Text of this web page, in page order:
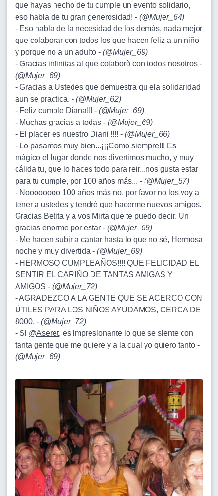
que hayas hecho de tu cumple un evento solidario,
eso habla de tu gran generosidad! - (@Mujer_64)
- Eso habla de la necesidad de los demàs, nada mejor
que colaborar con todos los que hacen feliz a un niño
y porque no a un adulto - (@Mujer_69)
- Gracias infinitas al que colaborò con todos nosotros -
(@Mujer_69)
- Gracias a Ustedes que demuestra qu ela solidaridad
aun se practica. - (@Mujer_62)
- Feliz cumple Diana!!! - (@Mujer_69)
- Muchas gracias a todas - (@Mujer_69)
- El placer es nuestro Diani !!!! - (@Mujer_66)
- Lo pasamos muy bien...¡¡¡Como siempre!!! Es
mágico el lugar donde nos divertimos mucho, y muy
cálida tu, que lo haces todo para reir...nos gusta estar
para tu cumple, por 100 años más... - (@Mujer_57)
- Noooooooo 100 años más no, por favor no los voy a
tener a ustedes y tendré que hacerme nuevos amigos.
Gracias Betita y a vos Mirta que te puedo decir. Un
gracias enorme por estar - (@Mujer_69)
- Me hacen subir a cantar hasta lo que no sé, Hermosa
noche y muy divertida - (@Mujer_69)
- HERMOSO CUMPLEAÑOS!!!! QUE FELICIDAD EL
SENTIR EL CARIÑO DE TANTAS AMIGAS Y
AMIGOS - (@Mujer_72)
- AGRADEZCO A LA GENTE QUE SE ACERCO CON
ÚTILES PARA LOS NIÑOS AYUDAMOS, CERCA DE
8000. - (@Mujer_72)
- Si @Aseret, es impresionante lo que se siente con
tanta gente que me quiere y a la cual yo quiero tanto -
(@Mujer_69)